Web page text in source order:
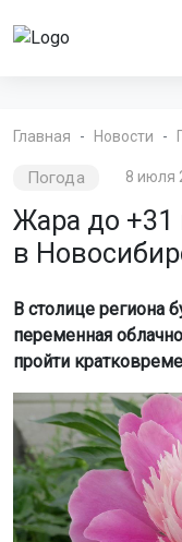
Главная Новости
Погода 8 июля
Жара до +31
в
В столице региона
переменная
пройти